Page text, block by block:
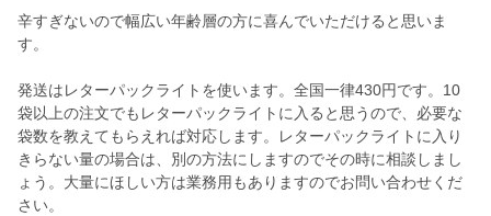
辛すぎないので幅広い年齢層の方に喜んでいただけると思いま
す。
発送はレターパックライトを使います。全国一律430円です。10
袋以上の注文でもレターパックライトに入ると思うので、必要な
袋数を教えてもらえれば対応します。レターパックライトに入り
きらない量の場合は、別の方法にしますのでその時に相談しまし
ょう。大量にほしい方は業務用もありますのでお問い合わせくだ
さい。